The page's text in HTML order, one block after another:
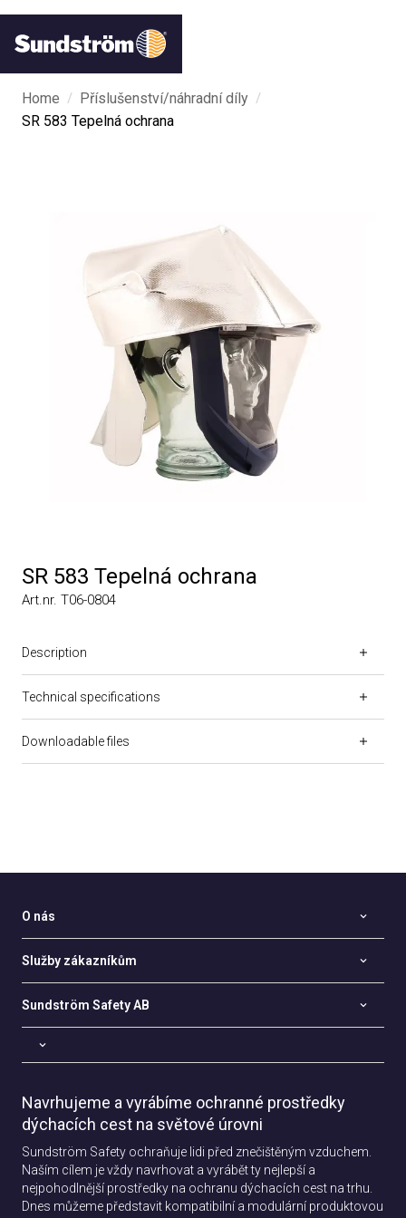
Home / Příslušenství/náhradní díly /
SR 583 Tepelná ochrana
SR 583 Tepelná ochrana
Art.nr. T06-0804
Description
Technical specifications
Downloadable files
O nás
Služby zákazníkům
Sundström Safety AB
Navrhujeme a vyrábíme ochranné prostředky
dýchacích cest na světové úrovni
Sundström Safety ochraňuje lidi před znečištěným vzduchem.
Naším cílem je vždy navrhovat a vyrábět ty nejlepší a
nejpohodlnější prostředky na ochranu dýchacích cest na trhu.
Dnes můžeme představit kompatibilní a modulární produktovou